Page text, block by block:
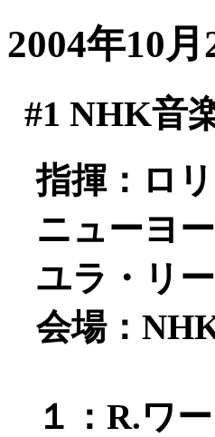
2004年10
#1 NHK音
指揮：ロ
ニューヨ
ユラ・リ
会場：
１：R.ワ